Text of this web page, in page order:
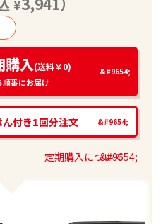
¥
購入(送料￥0)
番にお届け
ん付き1回分注文
定期購入について